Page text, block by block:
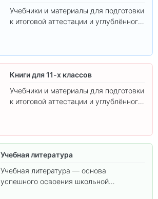
Учебники и материалы для подготовки
к итоговой аттестации и углублённого
Книги для 11-х классов
Учебники и материалы для подготовки
к итоговой аттестации и углублённого
Учебная литература
Учебная литература — основа
успешного освоения школьной